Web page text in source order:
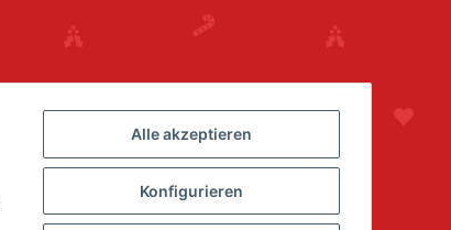
Alle akzeptieren
Konfigurieren